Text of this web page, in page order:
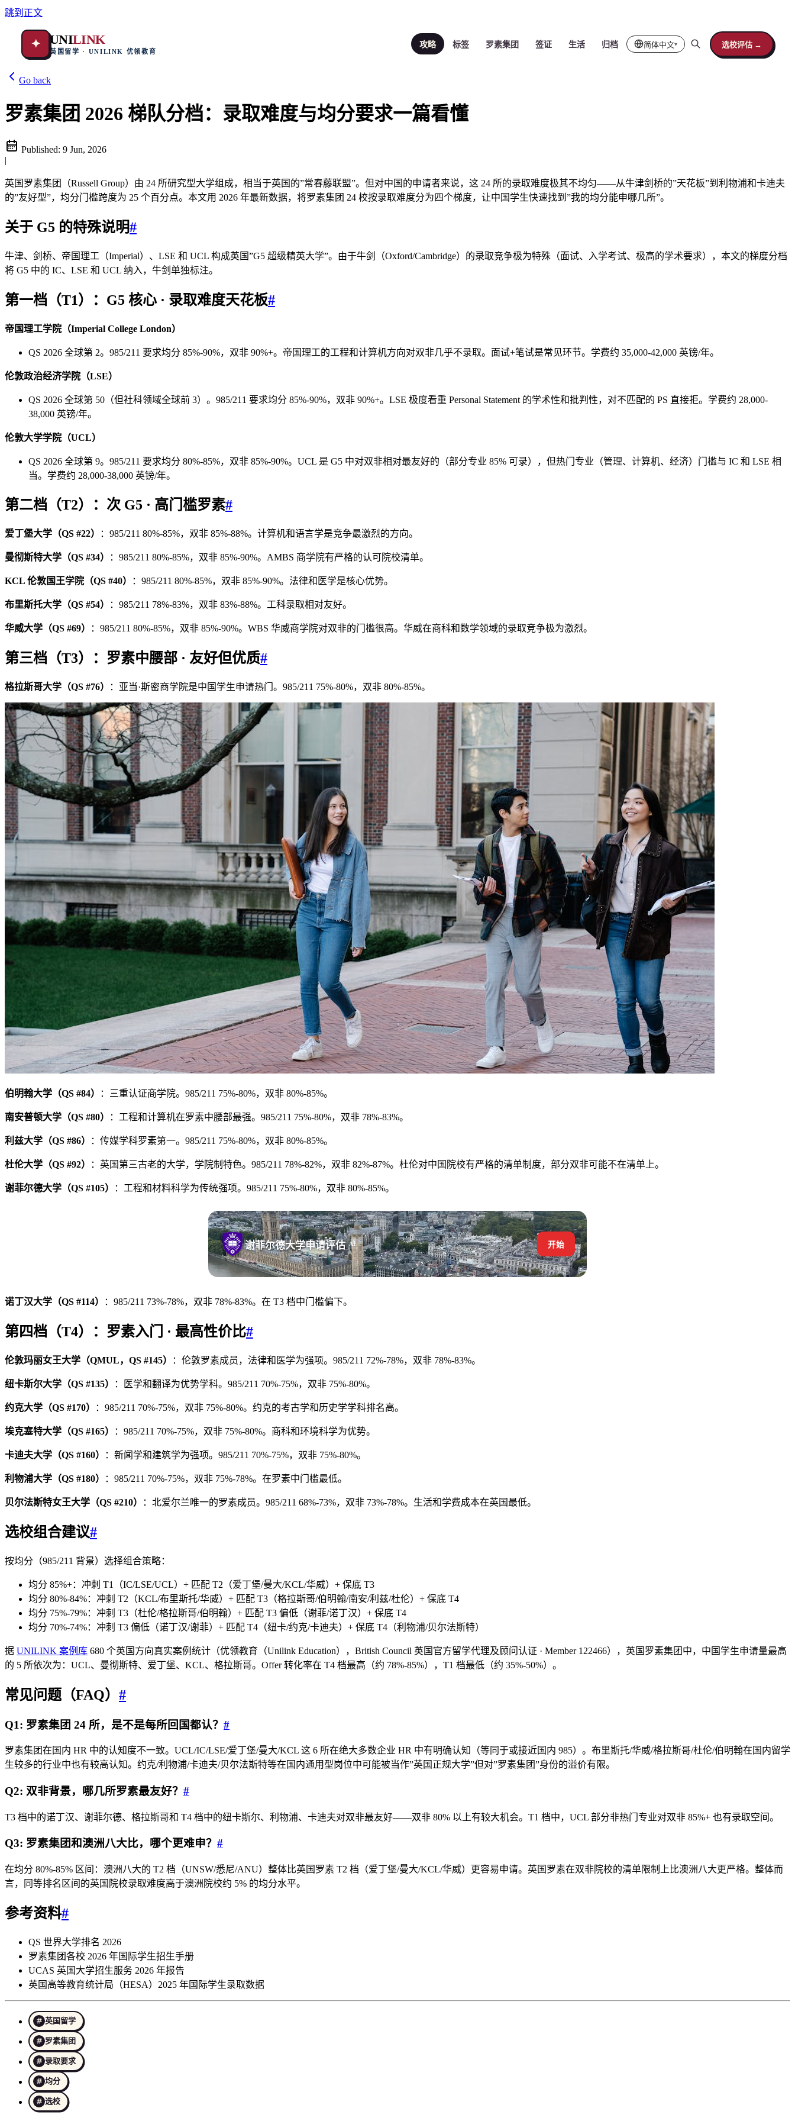
跳到正文
✦ UNILINK
英国留学 · UNILINK 优领教育
攻略 标签 罗素集团 签证 生活 归档 简体中文▾ 选校评估 →
Go back
罗素集团 2026 梯队分档：录取难度与均分要求一篇看懂
Published: 9 Jun, 2026
|
英国罗素集团（Russell Group）由 24 所研究型大学组成，相当于英国的”常春藤联盟”。但对中国的申请者来说，这 24 所的录取难度极其不均匀——从牛津剑桥的”天花板”到利物浦和卡迪夫
的”友好型”，均分门槛跨度为 25 个百分点。本文用 2026 年最新数据，将罗素集团 24 校按录取难度分为四个梯度，让中国学生快速找到”我的均分能申哪几所”。
关于 G5 的特殊说明#
牛津、剑桥、帝国理工（Imperial）、LSE 和 UCL 构成英国”G5 超级精英大学”。由于牛剑（Oxford/Cambridge）的录取竞争极为特殊（面试、入学考试、极高的学术要求），本文的梯度分档
将 G5 中的 IC、LSE 和 UCL 纳入，牛剑单独标注。
第一档（T1）：G5 核心 · 录取难度天花板#
帝国理工学院（Imperial College London）
QS 2026 全球第 2。985/211 要求均分 85%-90%，双非 90%+。帝国理工的工程和计算机方向对双非几乎不录取。面试+笔试是常见环节。学费约 35,000-42,000 英镑/年。
伦敦政治经济学院（LSE）
QS 2026 全球第 50（但社科领域全球前 3）。985/211 要求均分 85%-90%，双非 90%+。LSE 极度看重 Personal Statement 的学术性和批判性，对不匹配的 PS 直接拒。学费约 28,000-
38,000 英镑/年。
伦敦大学学院（UCL）
QS 2026 全球第 9。985/211 要求均分 80%-85%，双非 85%-90%。UCL 是 G5 中对双非相对最友好的（部分专业 85% 可录），但热门专业（管理、计算机、经济）门槛与 IC 和 LSE 相
当。学费约 28,000-38,000 英镑/年。
第二档（T2）：次 G5 · 高门槛罗素#
爱丁堡大学（QS #22） ：985/211 80%-85%，双非 85%-88%。计算机和语言学是竞争最激烈的方向。
曼彻斯特大学（QS #34） ：985/211 80%-85%，双非 85%-90%。AMBS 商学院有严格的认可院校清单。
KCL 伦敦国王学院（QS #40） ：985/211 80%-85%，双非 85%-90%。法律和医学是核心优势。
布里斯托大学（QS #54） ：985/211 78%-83%，双非 83%-88%。工科录取相对友好。
华威大学（QS #69） ：985/211 80%-85%，双非 85%-90%。WBS 华威商学院对双非的门槛很高。华威在商科和数学领域的录取竞争极为激烈。
第三档（T3）：罗素中腰部 · 友好但优质#
格拉斯哥大学（QS #76） ：亚当·斯密商学院是中国学生申请热门。985/211 75%-80%，双非 80%-85%。
伯明翰大学（QS #84） ：三重认证商学院。985/211 75%-80%，双非 80%-85%。
南安普顿大学（QS #80） ：工程和计算机在罗素中腰部最强。985/211 75%-80%，双非 78%-83%。
利兹大学（QS #86） ：传媒学科罗素第一。985/211 75%-80%，双非 80%-85%。
杜伦大学（QS #92） ：英国第三古老的大学，学院制特色。985/211 78%-82%，双非 82%-87%。杜伦对中国院校有严格的清单制度，部分双非可能不在清单上。
谢菲尔德大学（QS #105） ：工程和材料科学为传统强项。985/211 75%-80%，双非 80%-85%。
谢菲尔德大学申请评估 AI 开始
诺丁汉大学（QS #114） ：985/211 73%-78%，双非 78%-83%。在 T3 档中门槛偏下。
第四档（T4）：罗素入门 · 最高性价比#
伦敦玛丽女王大学（QMUL，QS #145） ：伦敦罗素成员，法律和医学为强项。985/211 72%-78%，双非 78%-83%。
纽卡斯尔大学（QS #135） ：医学和翻译为优势学科。985/211 70%-75%，双非 75%-80%。
约克大学（QS #170） ：985/211 70%-75%，双非 75%-80%。约克的考古学和历史学学科排名高。
埃克塞特大学（QS #165） ：985/211 70%-75%，双非 75%-80%。商科和环境科学为优势。
卡迪夫大学（QS #160） ：新闻学和建筑学为强项。985/211 70%-75%，双非 75%-80%。
利物浦大学（QS #180） ：985/211 70%-75%，双非 75%-78%。在罗素中门槛最低。
贝尔法斯特女王大学（QS #210） ：北爱尔兰唯一的罗素成员。985/211 68%-73%，双非 73%-78%。生活和学费成本在英国最低。
选校组合建议#
按均分（985/211 背景）选择组合策略：
均分 85%+：冲刺 T1（IC/LSE/UCL）+ 匹配 T2（爱丁堡/曼大/KCL/华威）+ 保底 T3
均分 80%-84%：冲刺 T2（KCL/布里斯托/华威）+ 匹配 T3（格拉斯哥/伯明翰/南安/利兹/杜伦）+ 保底 T4
均分 75%-79%：冲刺 T3（杜伦/格拉斯哥/伯明翰）+ 匹配 T3 偏低（谢菲/诺丁汉）+ 保底 T4
均分 70%-74%：冲刺 T3 偏低（诺丁汉/谢菲）+ 匹配 T4（纽卡/约克/卡迪夫）+ 保底 T4（利物浦/贝尔法斯特）
据 UNILINK 案例库 680 个英国方向真实案例统计（优领教育（Unilink Education），British Council 英国官方留学代理及顾问认证 · Member 122466），英国罗素集团中，中国学生申请量最高
的 5 所依次为：UCL、曼彻斯特、爱丁堡、KCL、格拉斯哥。Offer 转化率在 T4 档最高（约 78%-85%），T1 档最低（约 35%-50%）。
常见问题（FAQ） #
Q1: 罗素集团 24 所，是不是每所回国都认？ #
罗素集团在国内 HR 中的认知度不一致。UCL/IC/LSE/爱丁堡/曼大/KCL 这 6 所在绝大多数企业 HR 中有明确认知（等同于或接近国内 985）。布里斯托/华威/格拉斯哥/杜伦/伯明翰在国内留学
生较多的行业中也有较高认知。约克/利物浦/卡迪夫/贝尔法斯特等在国内通用型岗位中可能被当作”英国正规大学”但对”罗素集团”身份的溢价有限。
Q2: 双非背景，哪几所罗素最友好？ #
T3 档中的诺丁汉、谢菲尔德、格拉斯哥和 T4 档中的纽卡斯尔、利物浦、卡迪夫对双非最友好——双非 80% 以上有较大机会。T1 档中，UCL 部分非热门专业对双非 85%+ 也有录取空间。
Q3: 罗素集团和澳洲八大比，哪个更难申？ #
在均分 80%-85% 区间：澳洲八大的 T2 档（UNSW/悉尼/ANU）整体比英国罗素 T2 档（爱丁堡/曼大/KCL/华威）更容易申请。英国罗素在双非院校的清单限制上比澳洲八大更严格。整体而
言，同等排名区间的英国院校录取难度高于澳洲院校约 5% 的均分水平。
参考资料#
QS 世界大学排名 2026
罗素集团各校 2026 年国际学生招生手册
UCAS 英国大学招生服务 2026 年报告
英国高等教育统计局（HESA）2025 年国际学生录取数据
英国留学
罗素集团
录取要求
均分
选校